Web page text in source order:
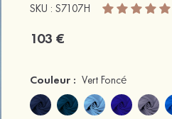
SKU : S7107H
103 €
Couleur : Vert Foncé